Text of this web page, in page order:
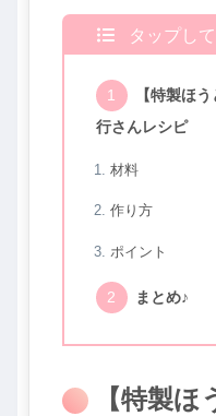
タップし
【特製ほ
行さんレシピ
材料
作り方
ポイント
まとめ♪
【特製